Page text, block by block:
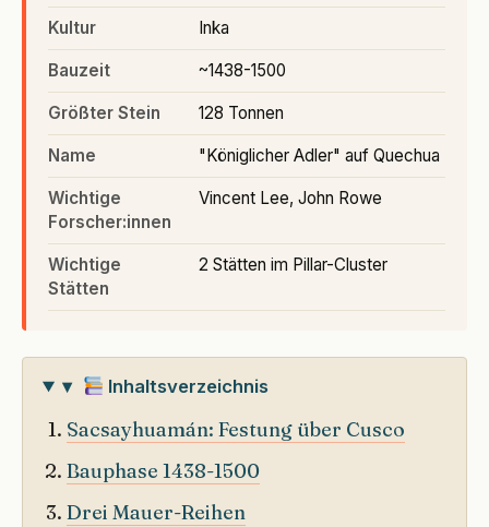
Kultur Inka
Bauzeit ~1438-1500
Größter Stein 128 Tonnen
Name "Königlicher Adler" auf Quechua
Wichtige
Forscher:innen
Vincent Lee, John Rowe
Wichtige
Stätten
2 Stätten im Pillar-Cluster
▾ Inhaltsverzeichnis
Sacsayhuamán: Festung über Cusco
Bauphase 1438-1500
Drei Mauer-Reihen